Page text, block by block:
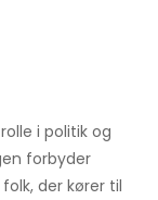
i politik og
forbyder
der kører til